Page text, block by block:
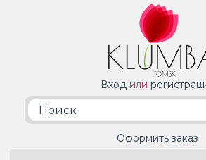
Вход или
Оформить заказ